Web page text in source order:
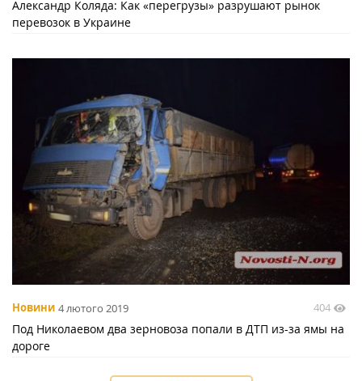
Александр Коляда: Как «перегрузы» разрушают рынок
перевозок в Украине
Новини 4 лютого 2019 404
Под Николаевом два зерновоза попали в ДТП из-за ямы на
дороге